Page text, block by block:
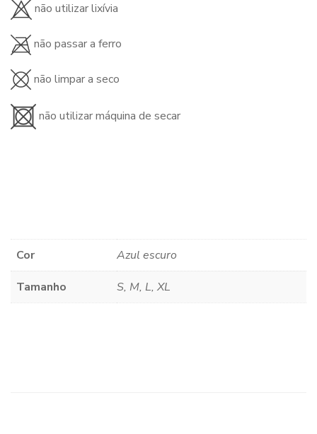
não utilizar lixívia
não passar a ferro
não limpar a seco
não utilizar máquina de secar
Cor Azul escuro
Tamanho S, M, L, XL